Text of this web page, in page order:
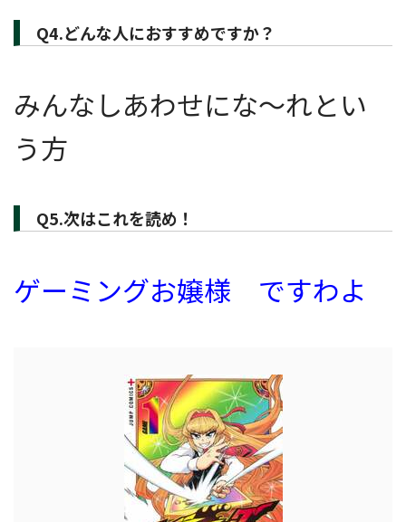
Q4.どんな人におすすめですか？
みんなしあわせにな～れとい
う方
Q5.次はこれを読め！
ゲーミングお嬢様 ですわよ